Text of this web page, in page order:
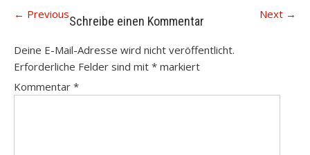
← Previous Next →
Schreibe einen Kommentar
Deine E-Mail-Adresse wird nicht veröffentlicht.
Erforderliche Felder sind mit * markiert
Kommentar *